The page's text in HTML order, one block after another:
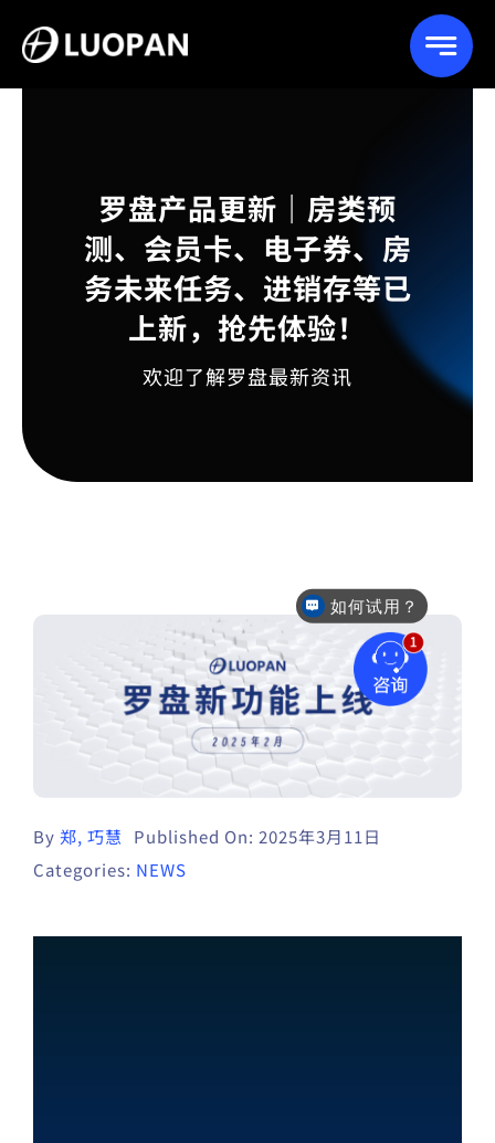
content
罗盘产品更新｜房类预
测、会员卡、电子券、房
务未来任务、进销存等已
上新，抢先体验！
欢迎了解罗盘最新资讯
By 郑, 巧慧
Published On: 2025年3月11日
Categories: NEWS
售后咨询